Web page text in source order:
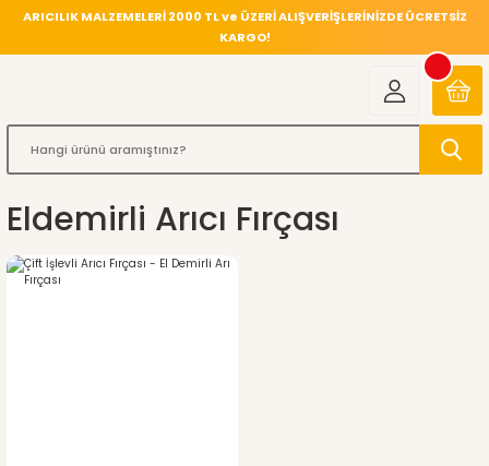
ARICILIK MALZEMELERİ 2000 TL ve ÜZERİ ALIŞVERİŞLERİNİZDE ÜCRETSİZ
KARGO!
Eldemirli Arıcı Fırçası